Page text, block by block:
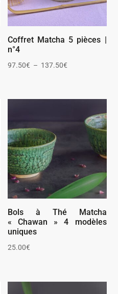
Coffret Matcha 5 pièces |
n°4
97.50€ – 137.50€
137.50€
Bols à Thé Matcha
« Chawan » 4 modèles
uniques
25.00€